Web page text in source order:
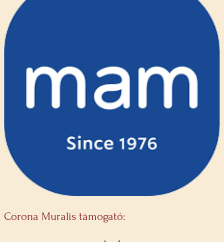
Corona Muralis támogató: